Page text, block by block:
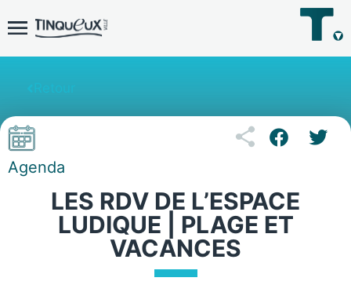
Agenda
LES RDV DE L’ESPACE
LUDIQUE | PLAGE ET
VACANCES